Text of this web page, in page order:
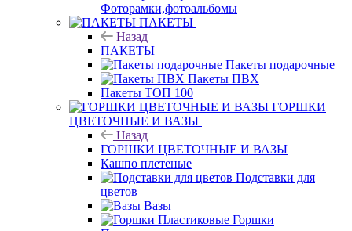
Фоторамки,фотоальбомы
ПАКЕТЫ
Назад
ПАКЕТЫ
Пакеты подарочные
Пакеты ПВХ
Пакеты ТОП 100
ГОРШКИ
ЦВЕТОЧНЫЕ И ВАЗЫ
Назад
ГОРШКИ ЦВЕТОЧНЫЕ И ВАЗЫ
Кашпо плетеные
Подставки для
цветов
Вазы
Горшки